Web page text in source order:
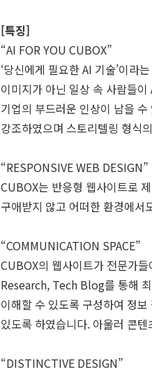
[특징]
“AI FOR YOU CUBOX”
‘당신에게 필요한 AI 기술’이라
이미지가 아닌 일상 속 사람들
기업의 부드러운 인상이 남을
강조하였으며 스토리텔링 형식
“RESPONSIVE WEB DESIGN”
CUBOX는 반응형 웹사이트로
구애받지 않고 어떠한 환경에서
“COMMUNICATION SPACE”
CUBOX의 웹사이트가 전문가
Research, Tech Blog를 통해
이해할 수 있도록 구성하여 정
있도록 하였습니다. 아울러 콘
“DISTINCTIVE DESIGN”